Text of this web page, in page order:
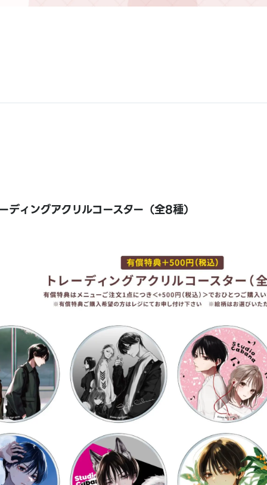
ディングアクリルコースター（全8種）